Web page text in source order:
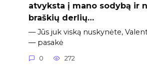
atvyksta į mano sodybą ir
braškių derlių…
— Jūs juk viską nuskynėte,
— pasakė
0 272